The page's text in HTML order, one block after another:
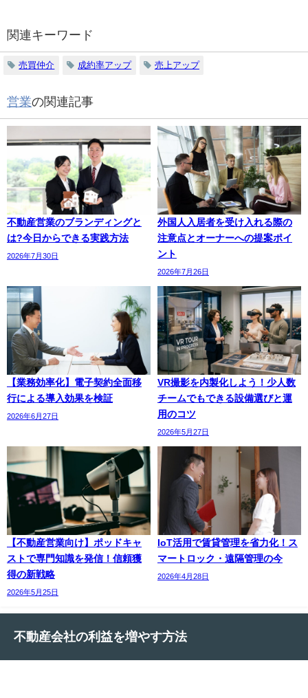
関連キーワード
売買仲介 成約率アップ 売上アップ
営業の関連記事
不動産営業のブランディングと
は?今日からできる実践方法
2026年7月30日
外国人入居者を受け入れる際の
注意点とオーナーへの提案ポイ
ント
2026年7月26日
【業務効率化】電子契約全面移
行による導入効果を検証
2026年6月27日
VR撮影を内製化しよう！少人数
チームでもできる設備選びと運
用のコツ
2026年5月27日
【不動産営業向け】ポッドキャ
ストで専門知識を発信！信頼獲
得の新戦略
2026年5月25日
IoT活用で賃貸管理を省力化！ス
マートロック・遠隔管理の今
2026年4月28日
不動産会社の利益を増やす方法